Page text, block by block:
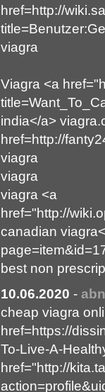
href=http://
viagra
Viagra <a
india</a>
href=http://
viagra
viagra
viagra <a
href="http://
canadian
best non
10.06.2020 -
cheap viagra
href=https://
To-Live-A-
href="http://